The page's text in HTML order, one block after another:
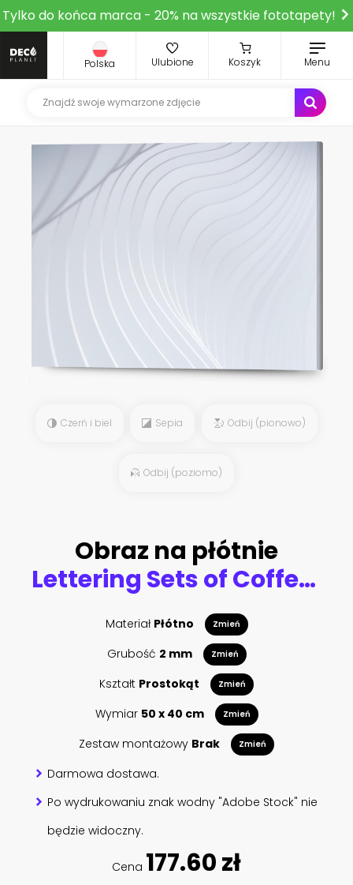
Tylko do końca marca - 20% na wszystkie fototapety!
Polska Ulubione Koszyk Menu
Czerń i biel Sepia Odbij (pionowo)
Odbij (poziomo)
Obraz na płótnie
Lettering Sets of Coffee Quotes. Calligraphic hand drawn sign. Graphic design lifestyle texts. Coffee cup typography. Shop promotion motivation
Materiał Płótno Zmień
Grubość 2 mm Zmień
Kształt Prostokąt Zmień
Wymiar 50 x 40 cm Zmień
Zestaw montażowy Brak Zmień
Darmowa dostawa.
Po wydrukowaniu znak wodny "Adobe Stock" nie
będzie widoczny.
Cena 177.60 zł